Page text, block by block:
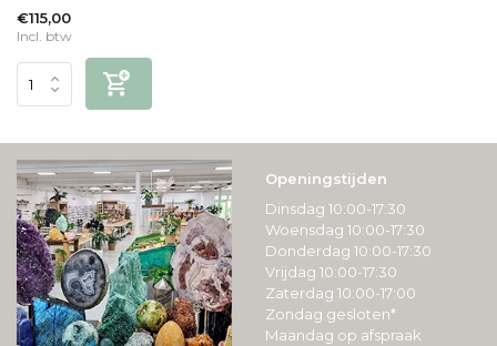
€115,00
Incl. btw
Openingstijden
Dinsdag 10:00-17:30
Woensdag 10:00-17:30
Donderdag 10:00-17:30
Vrijdag 10:00-17:30
Zaterdag 10:00-17:00
Zondag gesloten*
Maandag op afspraak